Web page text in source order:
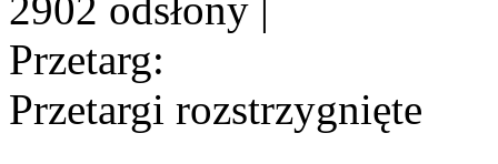
2902 odsłony |
Przetarg:
Przetargi rozstrzygnięte